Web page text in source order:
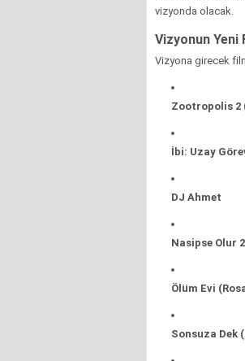
vizyonda olacak.
Vizyonun Yeni
Vizyona girecek
Zootropolis 2
İbi: Uzay
DJ Ahmet
Nasipse Olur 2
Ölüm Evi
Sonsuza Dek